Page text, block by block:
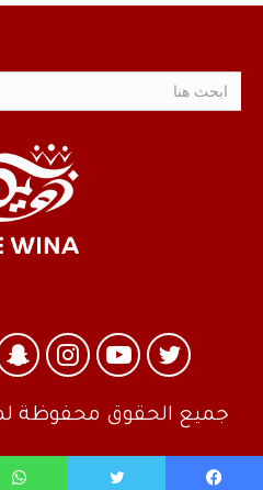
Search
تويتر يوتيوب
جميع الحقوق محفوظة